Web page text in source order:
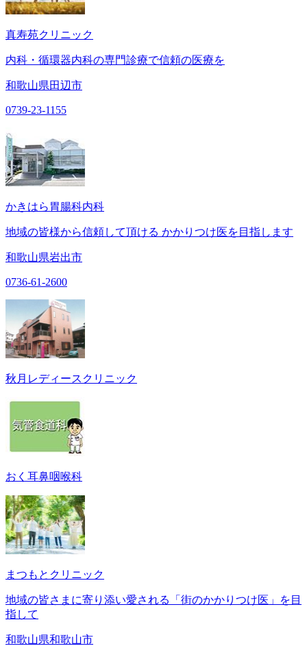
真寿苑クリニック
内科・循環器内科の専門診療で信頼の医療を
和歌山県田辺市
0739-23-1155
かきはら胃腸科内科
​地域の皆様から信頼して頂ける かかりつけ医を目指します
和歌山県岩出市
0736-61-2600
秋月レディースクリニック
おく耳鼻咽喉科
まつもとクリニック
地域の皆さまに寄り添い愛される「街のかかりつけ医」を目
指して
和歌山県和歌山市